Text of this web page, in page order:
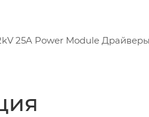
25A Power Module